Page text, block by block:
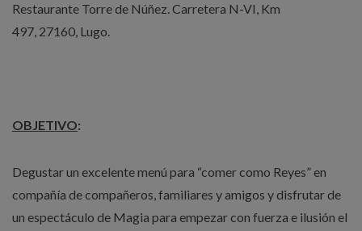
Restaurante Torre de Núñez. Carretera N-VI, Km
497, 27160, Lugo.
OBJETIVO:
Degustar un excelente menú para “comer como Reyes” en
compañía de compañeros, familiares y amigos y disfrutar de
un espectáculo de Magia para empezar con fuerza e ilusión el